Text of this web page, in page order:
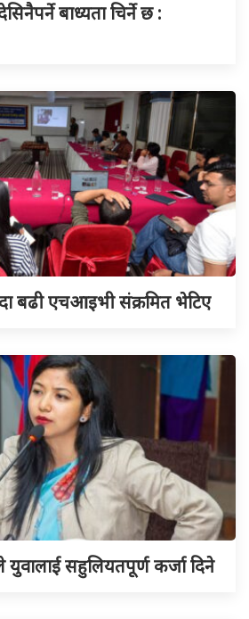
बाध्यता चिर्ने छ :
बढी एचआइभी संक्रमित भेटिए
युवालाई सहुलियतपूर्ण कर्जा दिने